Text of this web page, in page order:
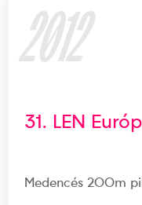
2012
31. LEN
Medencés 200m